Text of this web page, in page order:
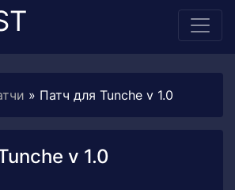
» Патч для Tunche v 1.0
v 1.0